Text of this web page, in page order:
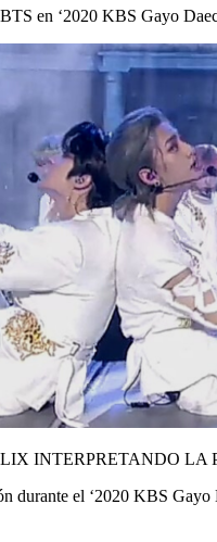
en ‘2020 KBS Gayo
INTERPRETANDO LA
durante el ‘2020 KBS